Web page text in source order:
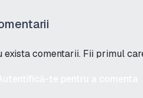
exista comentarii. Fii primul